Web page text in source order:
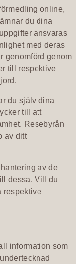
online,
du dina
ansvaras
med deras
genomförd genom
till respektive
du själv dina
till att
Resebyrån
av ditt
av de
dessa. Vill du
respektive
information som